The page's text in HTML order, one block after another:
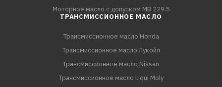
Моторное масло с допуском MB 229.5
ТРАНСМИССИОННОЕ МАСЛО
Трансмиссионное масло Honda
Трансмиссионное масло Лукойл
Трансмиссионное масло Nissan
Трансмиссионное масло Liqui Moly